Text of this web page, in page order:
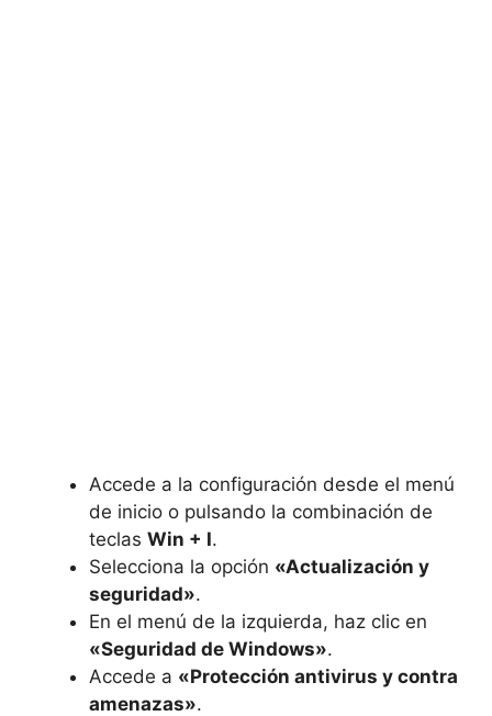
Accede a la configuración desde el menú
de inicio o pulsando la combinación de
teclas Win + I.
Selecciona la opción «Actualización y
seguridad».
En el menú de la izquierda, haz clic en
«Seguridad de Windows».
Accede a «Protección antivirus y contra
amenazas».